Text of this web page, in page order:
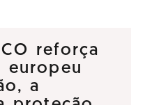
reforça
europeu
a